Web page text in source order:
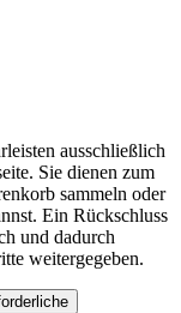
ausschließlich
Sie dienen zum
sammeln oder
Ein Rückschluss
und dadurch
weitergegeben.